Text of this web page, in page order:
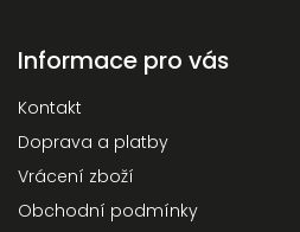
Informace pro vás
Kontakt
Doprava a platby
Vrácení zboží
Obchodní podmínky